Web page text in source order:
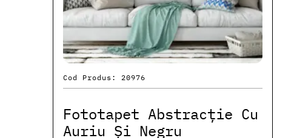
Cod Produs: 20976
Fototapet Abstracție Cu
Auriu Și Negru